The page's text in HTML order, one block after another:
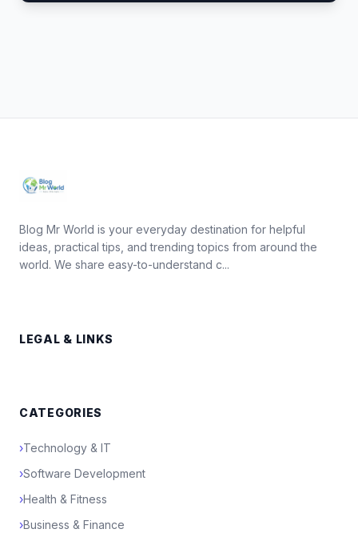
Blog Mr World is your everyday destination for helpful
ideas, practical tips, and trending topics from around the
world. We share easy-to-understand c...
LEGAL & LINKS
CATEGORIES
›Technology & IT
›Software Development
›Health & Fitness
›Business & Finance